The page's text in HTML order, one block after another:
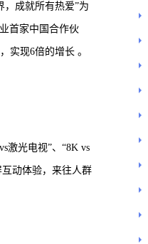
，成就所有热爱”为
首家中国合作伙
实现6倍的增长 。
激光电视”、“8K vs
动体验，来往人群